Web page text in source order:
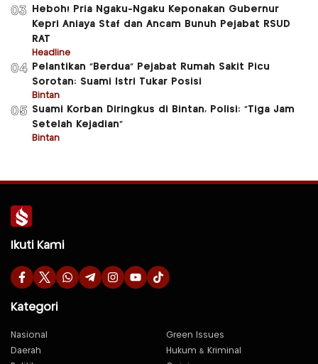
03
Heboh! Pria Ngaku-Ngaku Keponakan Gubernur
Kepri Aniaya Staf dan Ancam Bunuh Pejabat RSUD
RAT
Headline
04
Pelantikan “Berdua” Pejabat Rumah Sakit Picu
Sorotan: Suami Istri Tukar Posisi
Bintan
05 Suami Korban Diringkus di Bintan, Polisi: “Tiga Jam
Setelah Kejadian”
Bintan
Ikuti Kami
Kategori
Nasional
Green Issues
Daerah
Hukum & Kriminal